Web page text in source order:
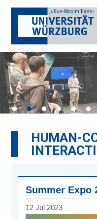
HUMAN-
Summer Expo
12 Jul 2023